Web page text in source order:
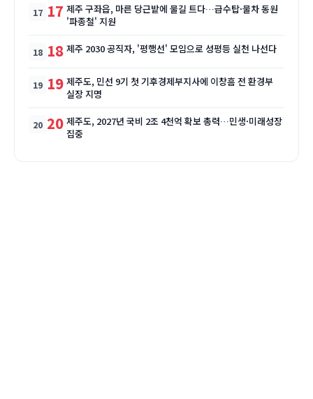
17 제주 구좌읍, 마른 당근밭에 물길 트다…급수탑·물차 동원
'파종철' 지원
18 제주 2030 공직자, '평행선' 모임으로 성평등 실천 나선다
19 제주도, 민선 9기 첫 기후경제부지사에 이창흠 전 환경부
실장 지명
20 제주도, 2027년 국비 2조 4천억 확보 총력…민생·미래성장
집중